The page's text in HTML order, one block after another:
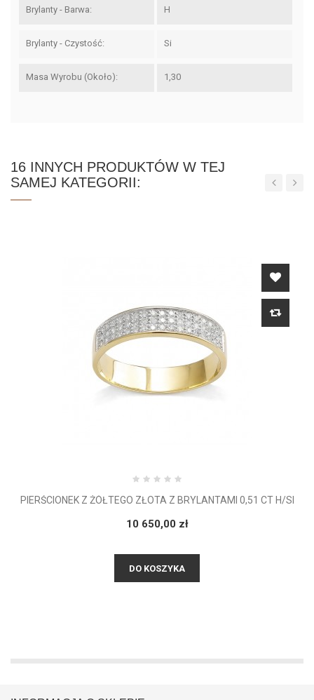
Brylanty - Barwa: H
Brylanty - Czystość: Si
Masa Wyrobu (około): 1,30
16 INNYCH PRODUKTÓW W TEJ
SAMEJ KATEGORII:
PIERŚCIONEK Z ŻÓŁTEGO ZŁOTA Z BRYLANTAMI 0,51 CT H/SI
10 650,00 zł
DO KOSZYKA